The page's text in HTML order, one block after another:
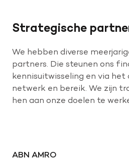
Help mee met geld
Help mee met tijd
Strategische
We hebben diverse
partners. Die steunen ons
kennisuitwisseling en via het
netwerk en bereik. We zijn
hen aan onze doelen te
ABN AMRO